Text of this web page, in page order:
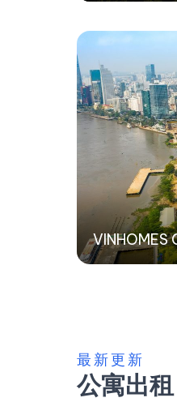
VINHOMES
最新更新
公寓出租